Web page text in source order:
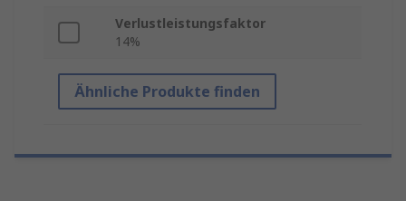
Verlustleistungsfaktor
14%
Ähnliche Produkte finden